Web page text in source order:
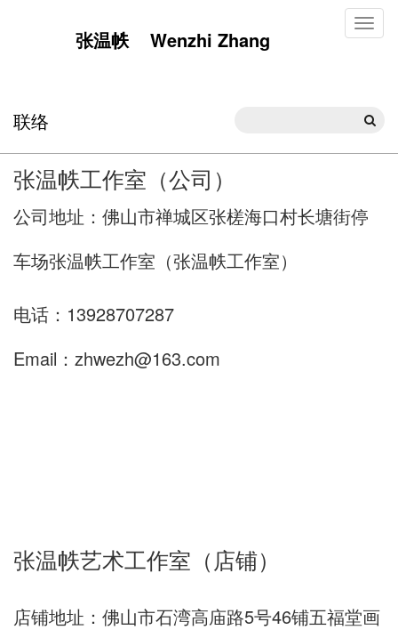
张温帙 Wenzhi Zhang
联络
张温帙工作室（公司）
公司地址：佛山市禅城区张槎海口村长塘街停
车场张温帙工作室（张温帙工作室）
电话：13928707287
Email：zhwezh@163.com
张温帙艺术工作室（店铺）
店铺地址：佛山市石湾高庙路5号46铺五福堂画